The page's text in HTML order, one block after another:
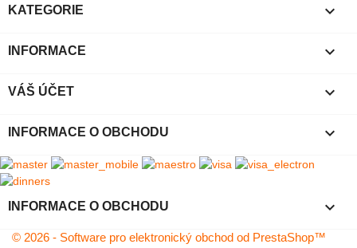
KATEGORIE 
INFORMACE 
VÁŠ ÚČET 
INFORMACE O OBCHODU keyboard_arrow_down
INFORMACE O OBCHODU keyboard_arrow_down
© 2026 - Software pro elektronický obchod od PrestaShop™